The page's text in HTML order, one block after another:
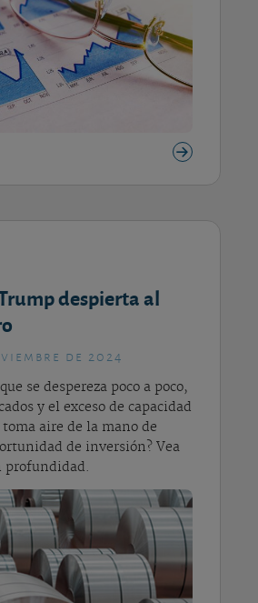
despierta al
de 2024
se despereza poco a poco,
y el exceso de capacidad
aire de la mano de
de inversión? Vea
profundidad.